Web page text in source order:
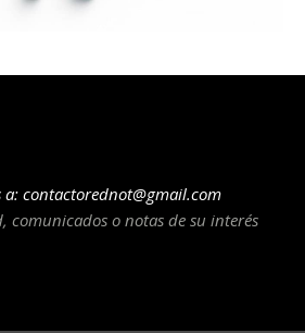
a: contactorednot@gmail.com
comunicados o notas de su interés